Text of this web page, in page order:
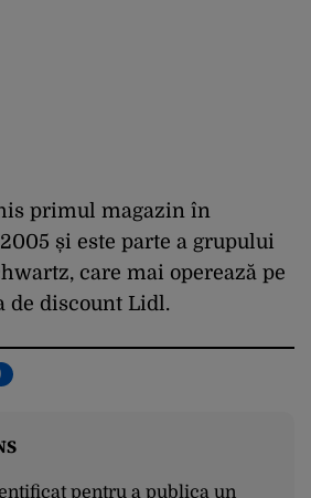
primul magazin în
și este parte a grupului
care mai operează pe
de discount Lidl.
pentru a publica un